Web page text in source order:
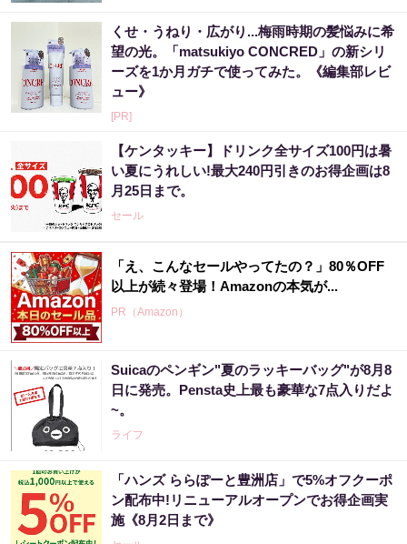
くせ・うねり・広がり...梅雨時期の髪悩みに希
望の光。「matsukiyo CONCRED」の新シリ
ーズを1か月ガチで使ってみた。《編集部レビ
ュー》
[PR]
【ケンタッキー】ドリンク全サイズ100円は暑
い夏にうれしい!最大240円引きのお得企画は8
月25日まで。
セール
「え、こんなセールやってたの？」80％OFF
以上が続々登場！Amazonの本気が...
PR（Amazon）
「気になっていた認知機能が菌で…」森永が
開発。感動の70代続出
アマゾン1位の実績！380円で5日間お試し。
PR（ハーブ健康本舗）
Suicaのペンギン"夏のラッキーバッグ"が8月8
日に発売。Pensta史上最も豪華な7点入りだよ
~。
ライフ
「ハンズ ららぽーと豊洲店」で5%オフクーポ
ン配布中!リニューアルオープンでお得企画実
施《8月2日まで》